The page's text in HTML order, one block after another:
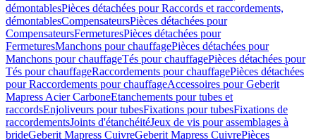
démontablesPièces détachées pour Raccords et raccordements,
démontablesCompensateursPièces détachées pour
CompensateursFermeturesPièces détachées pour
FermeturesManchons pour chauffagePièces détachées pour
Manchons pour chauffageTés pour chauffagePièces détachées pour
Tés pour chauffageRaccordements pour chauffagePièces détachées
pour Raccordements pour chauffageAccessoires pour Geberit
Mapress Acier CarboneEtanchements pour tubes et
raccordsEnjoliveurs pour tubesFixations pour tubesFixations de
raccordementsJoints d'étanchéitéJeux de vis pour assemblages à
brideGeberit Mapress CuivreGeberit Mapress CuivrePièces